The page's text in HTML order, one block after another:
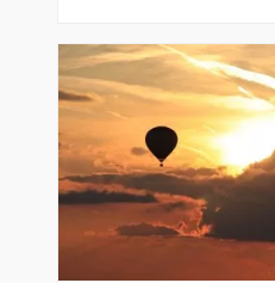
Ruhrgebiet
Strausberg (Berlin/Brandenburg)
Sömmerda
Weimar
Weißenfels